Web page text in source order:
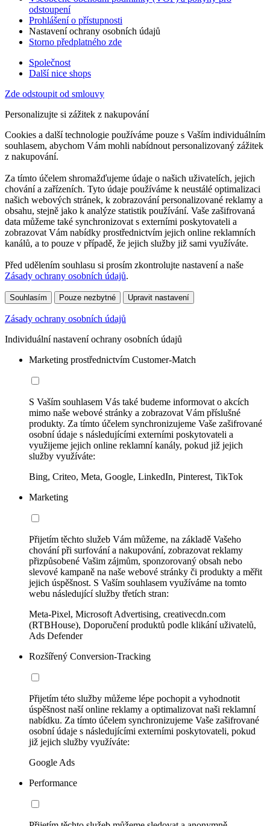
odstoupení
Prohlášení o přístupnosti
Nastavení ochrany osobních údajů
Storno předplatného zde
Společnost
Další nice shops
Zde odstoupit od smlouvy
Personalizujte si zážitek z nakupování
Cookies a další technologie používáme pouze s Vaším individuálním
souhlasem, abychom Vám mohli nabídnout personalizovaný zážitek
z nakupování.
Za tímto účelem shromažďujeme údaje o našich uživatelích, jejich
chování a zařízeních. Tyto údaje používáme k neustálé optimalizaci
našich webových stránek, k zobrazování personalizované reklamy a
obsahu, stejně jako k analýze statistik používání. Vaše zašifrovaná
data můžeme také synchronizovat s externími poskytovateli a
zobrazovat Vám nabídky prostřednictvím jejich online reklamních
kanálů, a to pouze v případě, že jejich služby již sami využíváte.
Před udělením souhlasu si prosím zkontrolujte nastavení a naše
Zásady ochrany osobních údajů.
Souhlasím Pouze nezbytné Upravit nastavení
Zásady ochrany osobních údajů
Individuální nastavení ochrany osobních údajů
Marketing prostřednictvím Customer-Match
S Vaším souhlasem Vás také budeme informovat o akcích
mimo naše webové stránky a zobrazovat Vám příslušné
produkty. Za tímto účelem synchronizujeme Vaše zašifrované
osobní údaje s následujícími externími poskytovateli a
využijeme jejich online reklamní kanály, pokud již jejich
služby využíváte:
Bing, Criteo, Meta, Google, LinkedIn, Pinterest, TikTok
Marketing
Přijetím těchto služeb Vám můžeme, na základě Vašeho
chování při surfování a nakupování, zobrazovat reklamy
přizpůsobené Vašim zájmům, sponzorovaný obsah nebo
slevové kampaně na naše webové stránky či produkty a měřit
jejich úspěšnost. S Vaším souhlasem využíváme na tomto
webu následující služby třetích stran:
Meta-Pixel, Microsoft Advertising, creativecdn.com
(RTBHouse), Doporučení produktů podle klikání uživatelů,
Ads Defender
Rozšířený Conversion-Tracking
Přijetím této služby můžeme lépe pochopit a vyhodnotit
úspěšnost naší online reklamy a optimalizovat naši reklamní
nabídku. Za tímto účelem synchronizujeme Vaše zašifrované
osobní údaje s následujícími externími poskytovateli, pokud
již jejich služby využíváte:
Google Ads
Performance